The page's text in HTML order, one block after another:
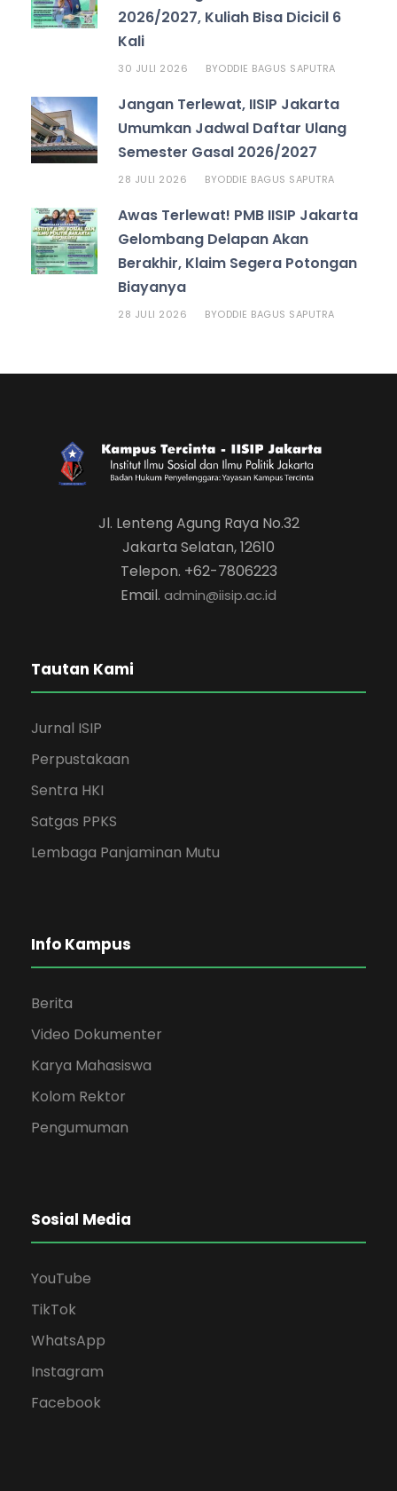
2026/2027, Kuliah Bisa Dicicil 6
Kali
30 JULI 2026 BYODDIE BAGUS SAPUTRA
Jangan Terlewat, IISIP Jakarta
Umumkan Jadwal Daftar Ulang
Semester Gasal 2026/2027
28 JULI 2026 BYODDIE BAGUS SAPUTRA
Awas Terlewat! PMB IISIP Jakarta
Gelombang Delapan Akan
Berakhir, Klaim Segera Potongan
Biayanya
28 JULI 2026 BYODDIE BAGUS SAPUTRA
Jl. Lenteng Agung Raya No.32
Jakarta Selatan, 12610
Telepon. +62-7806223
Email. admin@iisip.ac.id
Tautan Kami
Jurnal ISIP
Perpustakaan
Sentra HKI
Satgas PPKS
Lembaga Panjaminan Mutu
Info Kampus
Berita
Video Dokumenter
Karya Mahasiswa
Kolom Rektor
Pengumuman
Sosial Media
YouTube
TikTok
WhatsApp
Instagram
Facebook